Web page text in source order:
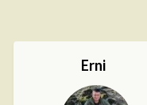
Erni